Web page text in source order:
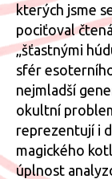
kterých jsme
pociťoval
„šťastnými
sfér
nejmladší
okultní
reprezentují i
magického
úplnost